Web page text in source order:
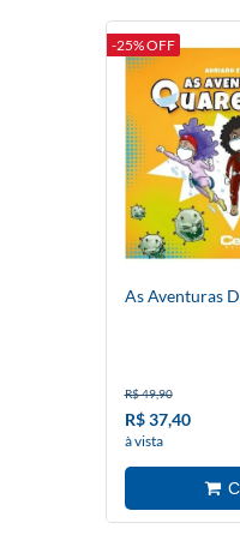
-25% OFF
As Aventuras
R$ 49,90
R$ 37,40
à vista